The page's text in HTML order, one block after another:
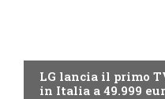
LG lancia il primo
in Italia a 49.999